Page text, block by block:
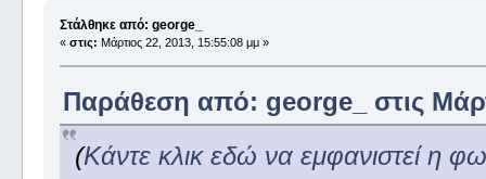
Στάλθηκε από: george_
« στις: Μάρτιος 22, 2013, 15:55:08 μμ »
Παράθεση από: george_ στις
(Κάντε κλικ εδώ να εμφανιστεί η